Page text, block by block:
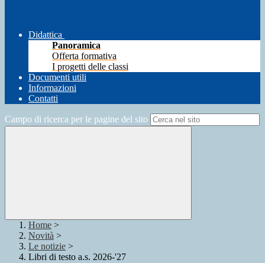
Didattica
Panoramica
Offerta formativa
I progetti delle classi
Documenti utili
Informazioni
Contatti
Campo di ricerca per le pagine del sito
Home >
Novità >
Le notizie >
Libri di testo a.s. 2026-'27